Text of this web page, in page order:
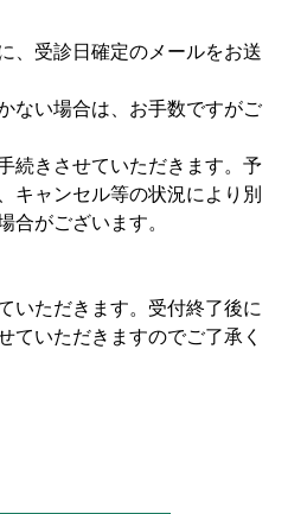
、受診日確定のメールをお送
ない場合は、お手数ですがご
続きさせていただきます。予
キャンセル等の状況により別
合がございます。
いただきます。受付終了後に
ていただきますのでご了承く